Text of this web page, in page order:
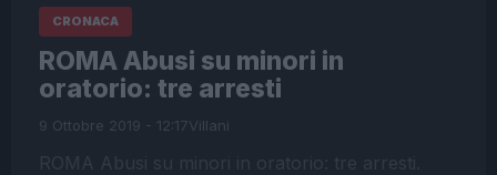
CRONACA
ROMA Abusi su minori in
oratorio: tre arresti
9 Ottobre 2019 - 12:17Villani
ROMA Abusi su minori in oratorio: tre arresti.